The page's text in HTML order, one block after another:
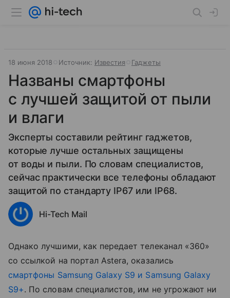
18 июня 2018 Источник: Известия Гаджеты
Названы смартфоны
с лучшей защитой от пыли
и влаги‍
Эксперты составили рейтинг гаджетов,
которые лучше остальных защищены
от воды и пыли. По словам специалистов,
сейчас практически все телефоны обладают
защитой по стандарту IP67 или IP68.
Hi-Tech Mail
Однако лучшими, как передает телеканал «360»
со ссылкой на портал Astera, оказались
смартфоны Samsung Galaxy S9 и Samsung Galaxy
S9+. По словам специалистов, им не угрожают ни